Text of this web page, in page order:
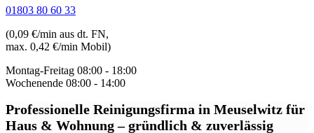
01803 80 60 33
(0,09 €/min aus dt. FN,
max. 0,42 €/min Mobil)
Montag-Freitag 08:00 - 18:00
Wochenende 08:00 - 14:00
Professionelle Reinigungsfirma in Meuselwitz für
Haus & Wohnung – gründlich & zuverlässig